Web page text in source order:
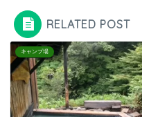
RELATED POST
キャンプ場